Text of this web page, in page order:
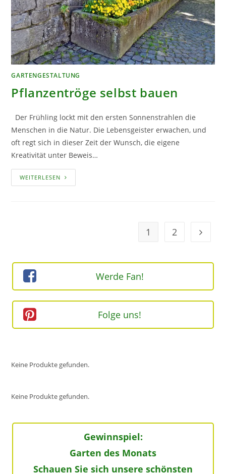
GARTENGESTALTUNG
Pflanzentröge selbst bauen
Der Frühling lockt mit den ersten Sonnenstrahlen die
Menschen in die Natur. Die Lebensgeister erwachen, und
oft regt sich in dieser Zeit der Wunsch, die eigene
Kreativität unter Beweis…
WEITERLESEN PFLANZENTRÖGE
SELBST
1 2 Geh
Werde Fan!
Folge uns!
Keine Produkte gefunden.
Keine Produkte gefunden.
Gewinnspiel:
Garten des Monats
Schauen Sie sich unsere schönsten